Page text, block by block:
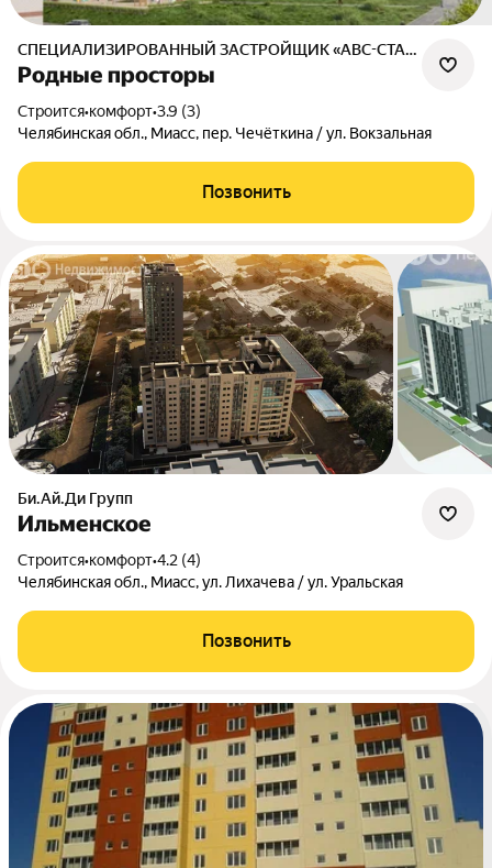
СПЕЦИАЛИЗИРОВАННЫЙ ЗАСТРОЙЩИК «АВС-СТАНДАРТ»
Родные просторы
Строится•комфорт•3.9 (3)
Челябинская обл., Миасс, пер. Чечёткина / ул. Вокзальная
Позвонить
Би.Ай.Ди Групп
Ильменское
Строится•комфорт•4.2 (4)
Челябинская обл., Миасс, ул. Лихачева / ул. Уральская
Позвонить